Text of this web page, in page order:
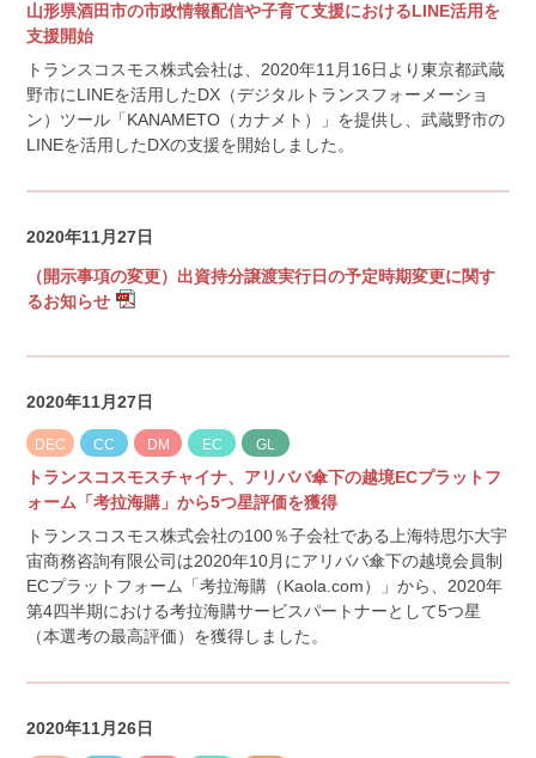
山形県酒田市の市政情報配信や子育て支援におけるLINE活用を
支援開始
トランスコスモス株式会社は、2020年11月16日より東京都武蔵
野市にLINEを活用したDX（デジタルトランスフォーメーショ
ン）ツール「KANAMETO（カナメト）」を提供し、武蔵野市の
LINEを活用したDXの支援を開始しました。
2020年11月27日
（開示事項の変更）出資持分譲渡実行日の予定時期変更に関す
るお知らせ
2020年11月27日
DEC CC DM EC GL
トランスコスモスチャイナ、アリババ傘下の越境ECプラットフ
ォーム「考拉海購」から5つ星評価を獲得
トランスコスモス株式会社の100％子会社である上海特思尓大宇
宙商務咨詢有限公司は2020年10月にアリババ傘下の越境会員制
ECプラットフォーム「考拉海購（Kaola.com）」から、2020年
第4四半期における考拉海購サービスパートナーとして5つ星
（本選考の最高評価）を獲得しました。
2020年11月26日